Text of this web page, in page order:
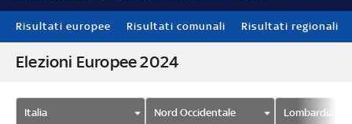
Risultati europee Risultati comunali Risultati regionali
Elezioni Europee 2024
Italia Nord Occidentale Lombardia